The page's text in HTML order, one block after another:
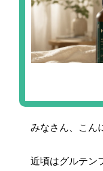
みなさん、こん
近頃はグルテン